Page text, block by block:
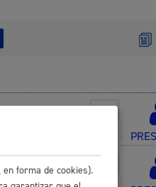
forma de cookies).